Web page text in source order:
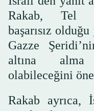
Rakab, Tel
başarısız
Gazze
altına alma
olabileceğini
Rakab ayrıca,